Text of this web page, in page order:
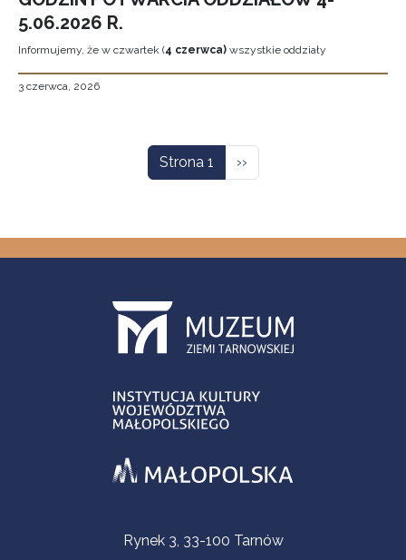
5.06.2026 R.
Informujemy, że w czwartek (4 czerwca) wszystkie oddziały
3 czerwca, 2026
Strona 1 Następna strona
››
Informacje kontaktoweRynek 3, 33-100 Tarnów